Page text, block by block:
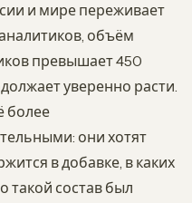
и мире переживает
объём
превышает 450
уверенно расти.
более
они хотят
в добавке, в каких
такой состав был